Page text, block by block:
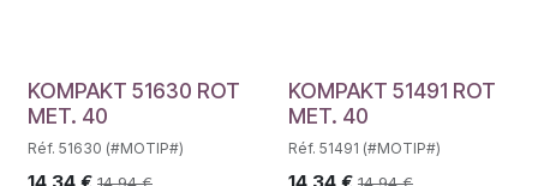
KOMPAKT 51630 ROT
MET. 40
Réf. 51630 (#MOTIP#)
14,34 € 14,94€
KOMPAKT 51491 ROT
MET. 40
Réf. 51491 (#MOTIP#)
14,34€ 14,94€